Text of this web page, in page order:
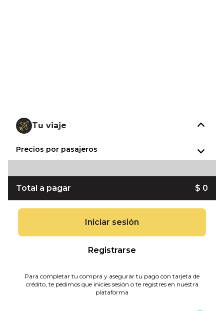
Tu viaje
Precios por pasajeros
Total a pagar $ 0
Iniciar sesión
Registrarse
Para completar tu compra y asegurar tu pago con tarjeta de
crédito, te pedimos que inicies sesión o te registres en nuestra
plataforma